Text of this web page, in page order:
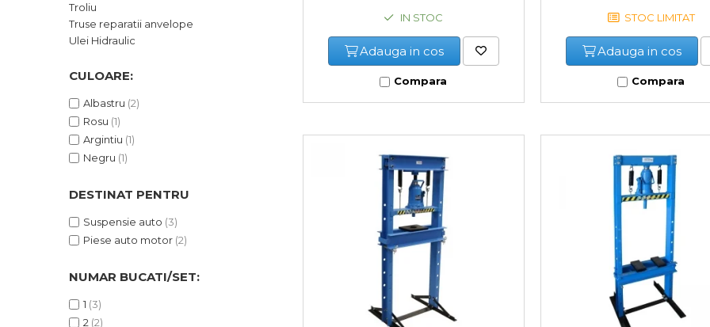
Cantare
Rafturi
Baterii & Acumulatori
Baterii AAA
Lanterne
Proiectoare
Iluminare Led
Troliu
Truse reparatii anvelope
Ulei Hidraulic
CULOARE:
Albastru (2)
Rosu (1)
Argintiu (1)
Negru (1)
DESTINAT PENTRU
Suspensie auto (3)
Piese auto motor (2)
NUMAR BUCATI/SET:
1 (3)
2 (2)
IN STOC
Adauga in cos
Compara
STOC LIMITAT
Adauga in cos
Compara